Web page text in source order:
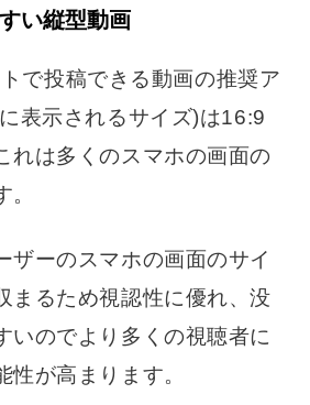
い縦型動画
で投稿できる動画の推奨ア
表示されるサイズ)は16:9
れは多くのスマホの画面の
ザーのスマホの画面のサイ
まるため視認性に優れ、没
いのでより多くの視聴者に
性が高まります。